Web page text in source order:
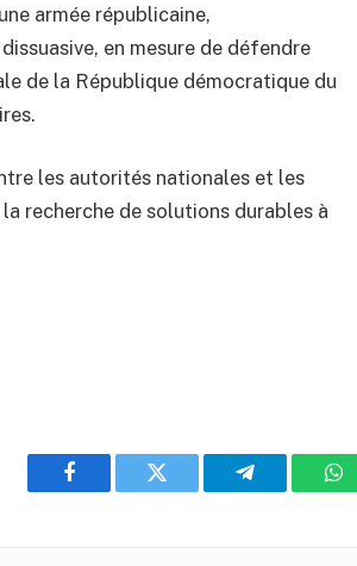
armée républicaine,
en mesure de défendre
de la République démocratique du
les autorités nationales et les
recherche de solutions durables à
Facebook Twitter Telegram